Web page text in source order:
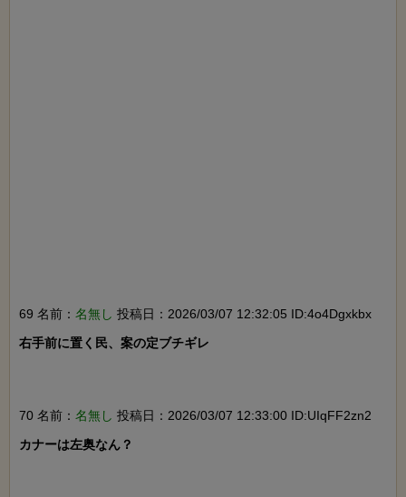
69 名前： 名無し 投稿日：2026/03/07 12:32:05 ID:4o4Dgxkbx
右手前に置く民、案の定ブチギレ
70 名前： 名無し 投稿日：2026/03/07 12:33:00 ID:UIqFF2zn2
カナーは左奥なん？